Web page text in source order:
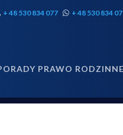
+ 48 530 834 077 + 48 530 834
PRAWO RODZINNE